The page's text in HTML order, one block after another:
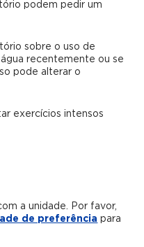
podem pedir um
sobre o uso de
recentemente ou se
pode alterar o
exercícios intensos
a unidade. Por favor,
de preferência para